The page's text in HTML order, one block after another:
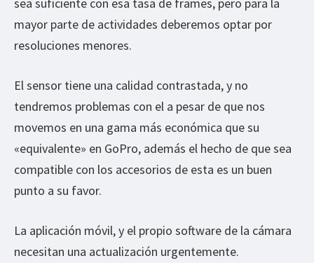
mayor parte de actividades deberemos optar por
resoluciones menores.
El sensor tiene una calidad contrastada, y no
tendremos problemas con el a pesar de que nos
movemos en una gama más económica que su
«equivalente» en GoPro, además el hecho de que sea
compatible con los accesorios de esta es un buen
punto a su favor.
La aplicación móvil, y el propio software de la cámara
necesitan una actualización urgentemente.